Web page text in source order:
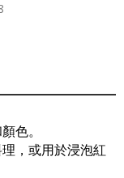
色。
，或用於浸泡紅